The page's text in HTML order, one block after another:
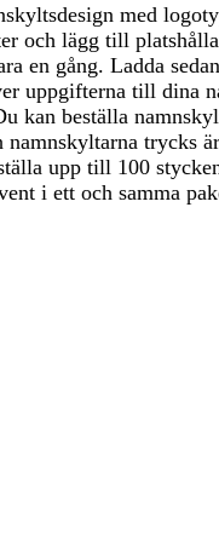
med
och lägg till
en gång. Ladda
uppgifterna till dina
kan beställa
trycks
upp till 100
i ett och samma